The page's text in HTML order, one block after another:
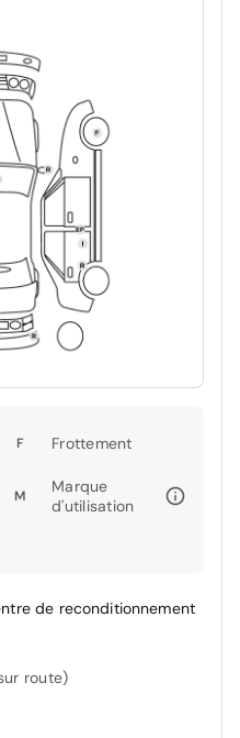
F Frottement
M
Marque
d'utilisation
de reconditionnement
route)